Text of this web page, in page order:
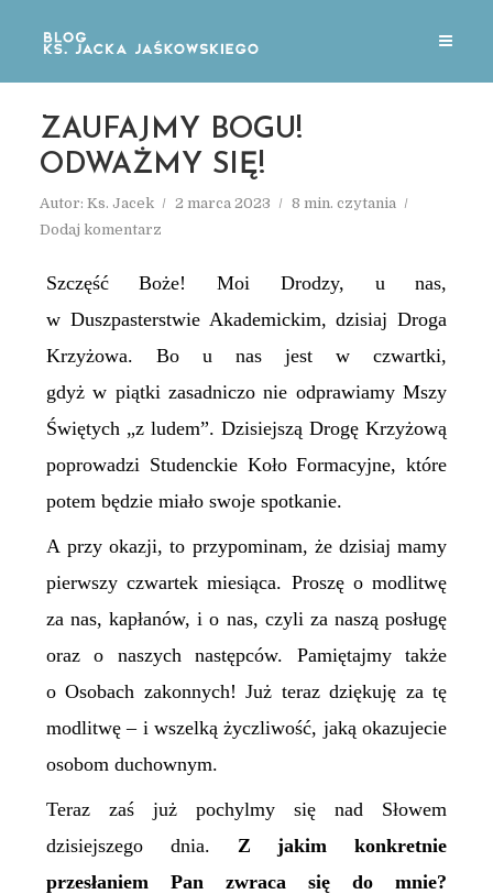
ZAUFAJMY BOGU!
ODWAŻMY SIĘ!
Autor: Ks. Jacek 2 marca 2023
8 min. czytania
Dodaj komentarz
Szczęść Boże! Moi Drodzy, u nas,
w Duszpasterstwie Akademickim, dzisiaj Droga
Krzyżowa. Bo u nas jest w czwartki,
gdyż w piątki zasadniczo nie odprawiamy Mszy
Świętych „z ludem”. Dzisiejszą Drogę Krzyżową
poprowadzi Studenckie Koło Formacyjne, które
potem będzie miało swoje spotkanie.
A przy okazji, to przypominam, że dzisiaj mamy
pierwszy czwartek miesiąca. Proszę o modlitwę
za nas, kapłanów, i o nas, czyli za naszą posługę
oraz o naszych następców. Pamiętajmy także
o Osobach zakonnych! Już teraz dziękuję za tę
modlitwę – i wszelką życzliwość, jaką okazujecie
osobom duchownym.
Teraz zaś już pochylmy się nad Słowem
dzisiejszego dnia. Z jakim konkretnie
przesłaniem Pan zwraca się do mnie?